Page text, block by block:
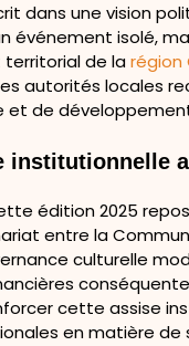
dans une vision
événement isolé,
de la
autorités locales
et de
institutionnelle
édition 2025
entre la
culturelle
cette assise
en matière